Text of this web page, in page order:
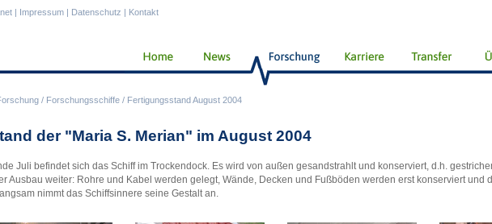
/ Forschungsschiffe / Fertigungsstand August 2004
| Impressum | Datenschutz | Kontakt
der "Maria S. Merian" im August 2004
Juli befindet sich das Schiff im Trockendock. Es wird von außen gesandstrahlt und konserviert, d.h.
Ausbau weiter: Rohre und Kabel werden gelegt, Wände, Decken und Fußböden werden erst konserviert und
nimmt das Schiffsinnere seine Gestalt an.